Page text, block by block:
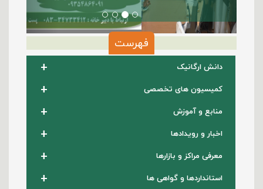
فهرست
دانش ارگانیک +
کمیسیون های تخصصی +
منابع و آموزش +
اخبار و رویدادها +
معرفی مراکز و بازارها +
استانداردها و گواهی ها +